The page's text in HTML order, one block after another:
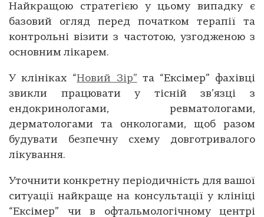
Найкращою стратегією у цьому випадку є
базовий огляд перед початком терапії та
контрольні візити з частотою, узгодженою з
основним лікарем.
У клініках “Новий Зір” та “Ексімер” фахівці
звикли працювати у тісній зв’язці з
ендокринологами, ревматологами,
дерматологами та онкологами, щоб разом
будувати безпечну схему довготривалого
лікування.
Уточнити конкретну періодичність для вашої
ситуації найкраще на консультації у клініці
“Ексімер” чи в офтальмологічному центрі